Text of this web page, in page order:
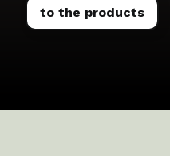
to the products